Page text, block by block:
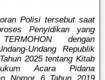
Polisi tersebut saat
Penyidikan yang
dengan
Undang Republik
2025 tentang Kitab
Acara Pidana